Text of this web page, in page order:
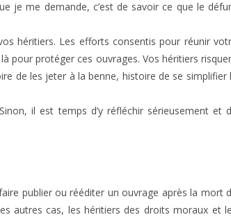
je me demande, c’est de savoir ce que le
héritiers. Les efforts consentis pour réunir
pour protéger ces ouvrages. Vos héritiers
de les jeter à la benne, histoire de se simplifier
il est temps d’y réfléchir sérieusement et
publier ou rééditer un ouvrage après la mort
autres cas, les héritiers des droits moraux et